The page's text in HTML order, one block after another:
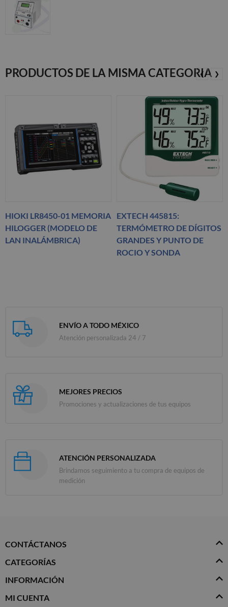
PRODUCTOS DE LA MISMA CATEGORIA
HIOKI LR8450-01 MEMORIA
HILOGGER (MODELO DE
LAN INALÁMBRICA)
EXTECH 445815:
TERMÓMETRO DE DÍGITOS
GRANDES Y PUNTO DE
ROCIO Y SONDA
❮ ❯
ENVÍO A TODO MÉXICO
Atención personalizada 24 / 7
MEJORES PRECIOS
Promociones y actualizaciones de tus equipos
ATENCIÓN PERSONALIZADA
Brindamos seguimiento a tu compra de equipos de
medición
CONTÁCTANOS
CATEGORÍAS
INFORMACIÓN
MI CUENTA